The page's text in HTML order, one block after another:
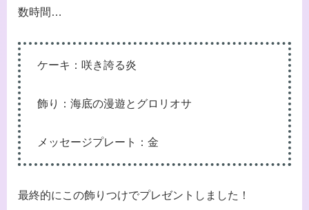
数時間…
ケーキ：咲き誇る炎
飾り：海底の漫遊とグロリオサ
メッセージプレート：金
最終的にこの飾りつけでプレゼントしました！